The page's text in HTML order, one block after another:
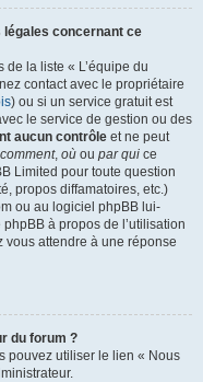
légales concernant ce
de la liste « L’équipe du
contact avec le propriétaire
) ou si un service gratuit est
le service de gestion ou des
aucun contrôle et ne peut
comment, où ou par qui ce
Limited pour toute question
propos diffamatoires, etc.)
ou au logiciel phpBB lui-
à propos de l’utilisation
vous attendre à une réponse
du forum ?
pouvez utiliser le lien « Nous